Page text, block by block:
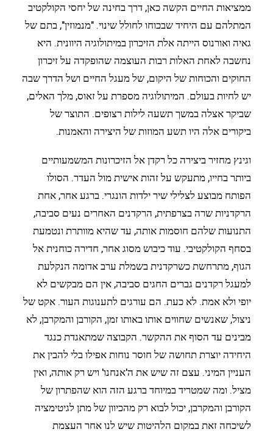
ממציאות החיים הקשה כאן, דרך בחינה של יחסי הקולקטיב
המתלהם עם היחיד שבכוחו לחולל שינוי. "מנמוזין", בתם של
גאיה ואורנוס הייתה אלת הזיכרון במיתולוגיה היוונית. היא
נחשבה לאחת האלות רבות העוצמה שהופקדה על זיכרון
החוקים והכוחות של היקום, של מעגל החיים ושל הדרך שבה
יש לחיות בעולם. המיתולוגיה מספרת על זאוס, מלך האלים,
שביקר אצלה במשך תשעה לילות רצופים. התוצר של
ביקורים אלה היו תשע המוזות של היצירה והאמנות.
וגינץ מחזיר ביצירה כל רקדן אל הזיכרונות המשמעותיים
ביותר בחייו, מתעקש על זהות אישית מול העדר. הסולו
הפותח מבוצע לצלילי שיר ילדות הונגרי. ברגע אחר, אחת
הרקדניות שרה בצרפתית, הרקדנים האחרים נעים סביבה,
התנועות שלהם חוסמות אותה, עד שהיא מוותרת ונטמעת
בסחף הקולקטיבי. עוד כיבוש מסוג אחר, חדירה כוחנית אל
הגוף, מתרחשת כשרקדנית בשמלת ערב אדומה הנקלעת
למעגל רקדנים גברים החגים סביבה, אין הם מבקשים לא
יופי ולא אמת. לא כעת. הם עורגים לתענוגות העור. אקט של
ניצול, שאנשים שחווים אותו באותו זמן, הקורבן והמקרבן, לא
מבינים עד הסוף את ההקשר. הקבוצה שמתאגדת כנגד
היחידה יוצרת תחושה של חוסר נוחות אפילו בלי להבין את
העניין המיני. עצם זה שיש את ה'אנחנו' ויש רק אותה, ואין
מציל. ומה שמטריד במיוחד ברגע הזה הוא שהפתרון של
הקורבן והמקרבן, יכול לבוא רק מהכיוון של מתן לגיטימציה
לשיכחה זאת במקום הלהיטות שיש לנו אחר העצמת